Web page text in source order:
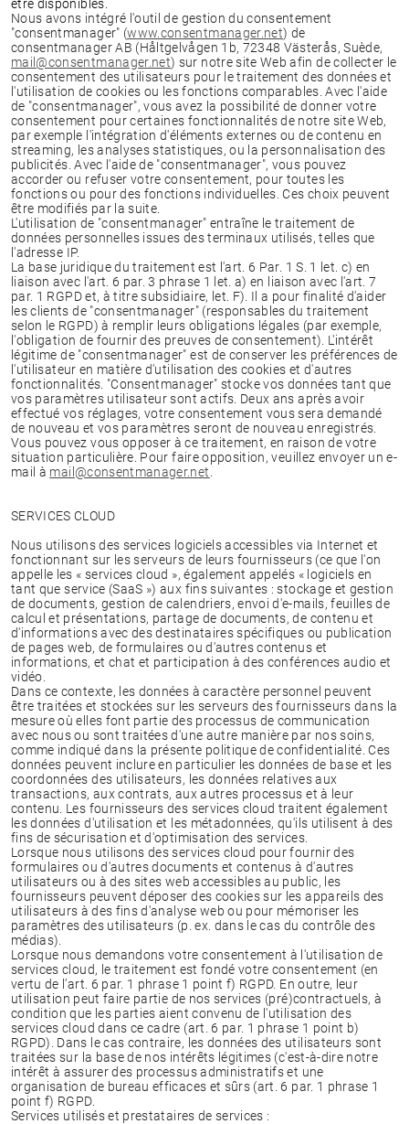
être disponibles.
Nous avons intégré l'outil de gestion du consentement
"consentmanager" (www.consentmanager.net) de
consentmanager AB (Håltgelvågen 1b, 72348 Västerås, Suède,
mail@consentmanager.net) sur notre site Web afin de collecter le
consentement des utilisateurs pour le traitement des données et
l'utilisation de cookies ou les fonctions comparables. Avec l'aide
de "consentmanager", vous avez la possibilité de donner votre
consentement pour certaines fonctionnalités de notre site Web,
par exemple l'intégration d'éléments externes ou de contenu en
streaming, les analyses statistiques, ou la personnalisation des
publicités. Avec l'aide de "consentmanager", vous pouvez
accorder ou refuser votre consentement, pour toutes les
fonctions ou pour des fonctions individuelles. Ces choix peuvent
être modifiés par la suite.
L'utilisation de "consentmanager" entraîne le traitement de
données personnelles issues des terminaux utilisés, telles que
l'adresse IP.
La base juridique du traitement est l'art. 6 Par. 1 S. 1 let. c) en
liaison avec l'art. 6 par. 3 phrase 1 let. a) en liaison avec l'art. 7
par. 1 RGPD et, à titre subsidiaire, let. F). Il a pour finalité d'aider
les clients de "consentmanager" (responsables du traitement
selon le RGPD) à remplir leurs obligations légales (par exemple,
l'obligation de fournir des preuves de consentement). L'intérêt
légitime de "consentmanager" est de conserver les préférences de
l'utilisateur en matière d'utilisation des cookies et d'autres
fonctionnalités. "Consentmanager" stocke vos données tant que
vos paramètres utilisateur sont actifs. Deux ans après avoir
effectué vos réglages, votre consentement vous sera demandé
de nouveau et vos paramètres seront de nouveau enregistrés.
Vous pouvez vous opposer à ce traitement, en raison de votre
situation particulière. Pour faire opposition, veuillez envoyer un e-
mail à mail@consentmanager.net
SERVICES CLOUD
Nous utilisons des services logiciels accessibles via Internet et
fonctionnant sur les serveurs de leurs fournisseurs (ce que l'on
appelle les « services cloud », également appelés « logiciels en
tant que service (SaaS ») aux fins suivantes : stockage et gestion
de documents, gestion de calendriers, envoi d'e-mails, feuilles de
calcul et présentations, partage de documents, de contenu et
d'informations avec des destinataires spécifiques ou publication
de pages web, de formulaires ou d'autres contenus et
informations, et chat et participation à des conférences audio et
vidéo.
Dans ce contexte, les données à caractère personnel peuvent
être traitées et stockées sur les serveurs des fournisseurs dans la
mesure où elles font partie des processus de communication
avec nous ou sont traitées d'une autre manière par nos soins,
comme indiqué dans la présente politique de confidentialité. Ces
données peuvent inclure en particulier les données de base et les
coordonnées des utilisateurs, les données relatives aux
transactions, aux contrats, aux autres processus et à leur
contenu. Les fournisseurs des services cloud traitent également
les données d'utilisation et les métadonnées, qu'ils utilisent à des
fins de sécurisation et d'optimisation des services.
Lorsque nous utilisons des services cloud pour fournir des
formulaires ou d'autres documents et contenus à d'autres
utilisateurs ou à des sites web accessibles au public, les
fournisseurs peuvent déposer des cookies sur les appareils des
utilisateurs à des fins d'analyse web ou pour mémoriser les
paramètres des utilisateurs (p. ex. dans le cas du contrôle des
médias).
Lorsque nous demandons votre consentement à l'utilisation de
services cloud, le traitement est fondé votre consentement (en
vertu de l’art. 6 par. 1 phrase 1 point f) RGPD. En outre, leur
utilisation peut faire partie de nos services (pré)contractuels, à
condition que les parties aient convenu de l'utilisation des
services cloud dans ce cadre (art. 6 par. 1 phrase 1 point b)
RGPD). Dans le cas contraire, les données des utilisateurs sont
traitées sur la base de nos intérêts légitimes (c'est-à-dire notre
intérêt à assurer des processus administratifs et une
organisation de bureau efficaces et sûrs (art. 6 par. 1 phrase 1
point f) RGPD.
Services utilisés et prestataires de services :